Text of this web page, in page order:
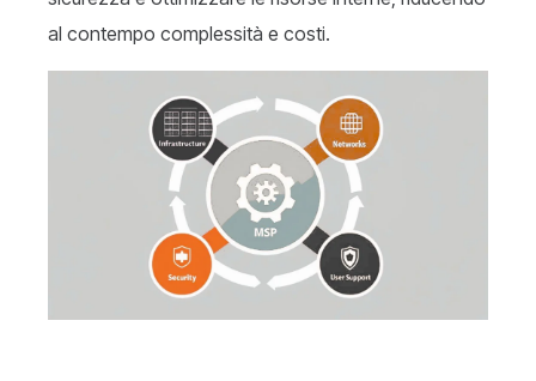
al contempo complessità e costi.